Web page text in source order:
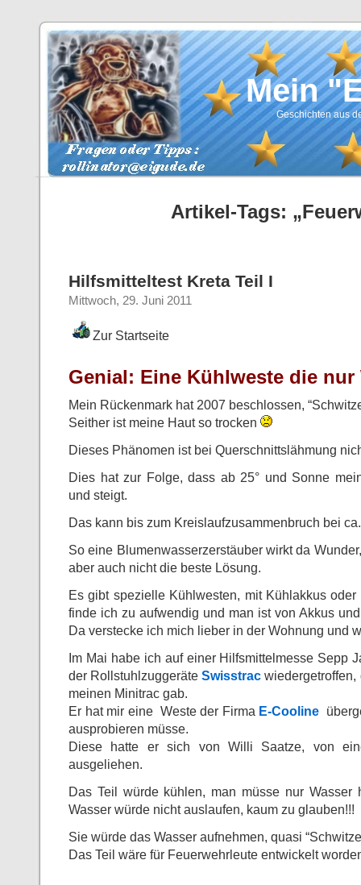
Mein
Geschichten aus
Artikel-Tags:
Hilfsmitteltest Kreta Teil I
Mittwoch, 29. Juni 2011
Zur Startseite
Genial: Eine Kühlweste die nur
Mein Rückenmark hat 2007 beschlossen,
Seither ist meine Haut so trocken
Dieses Phänomen ist bei Querschnittslähmung
Dies hat zur Folge, dass ab 25° und Sonne
und steigt.
Das kann bis zum Kreislaufzusammenbruch bei
So eine Blumenwasserzerstäuber wirkt da
aber auch nicht die beste Lösung.
Es gibt spezielle Kühlwesten, mit Kühlakkus
finde ich zu aufwendig und man ist von Akkus
Da verstecke ich mich lieber in der Wohnung und
Im Mai habe ich auf einer Hilfsmittelmesse Sepp
der RollstuhlzuggeräteSwisstrac wiedergetroffen,
meinen Minitrac gab.
Er hat mir eine Weste der Firma E-Cooline
ausprobieren müsse.
Diese hatte er sich von Willi Saatze, von
ausgeliehen.
Das Teil würde kühlen, man müsse nur Wasser
Wasser würde nicht auslaufen, kaum zu glauben!!!
Sie würde das Wasser aufnehmen, quasi
Das Teil wäre für Feuerwehrleute entwickelt